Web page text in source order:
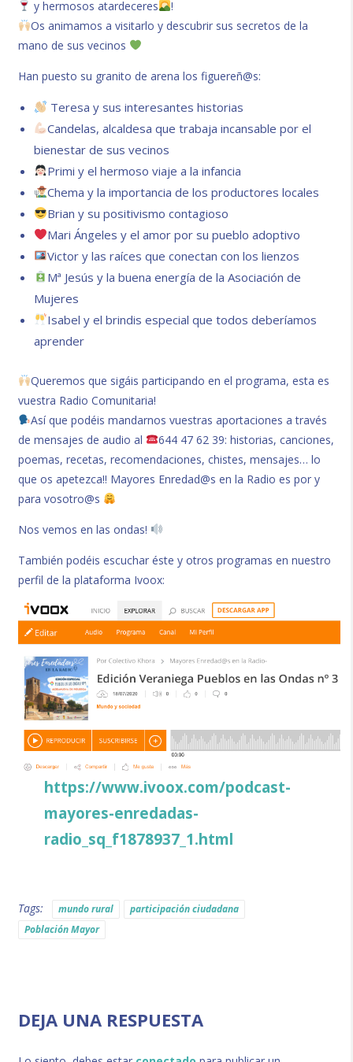
y hermosos atardeceres
!
Os animamos a visitarlo y descubrir sus secretos de la
mano de sus vecinos
Han puesto su granito de arena los figuereñ@s:
Teresa y sus interesantes historias
Candelas, alcaldesa que trabaja incansable por el
bienestar de sus vecinos
Primi y el hermoso viaje a la infancia
Chema y la importancia de los productores locales
Brian y su positivismo contagioso
Mari Ángeles y el amor por su pueblo adoptivo
Victor y las raíces que conectan con los lienzos
Mª Jesús y la buena energía de la Asociación de
Mujeres
Isabel y el brindis especial que todos deberíamos
aprender
Queremos que sigáis participando en el programa, esta es
vuestra Radio Comunitaria!
Así que podéis mandarnos vuestras aportaciones a través
de mensajes de audio al
644 47 62 39: historias, canciones,
poemas, recetas, recomendaciones, chistes, mensajes… lo
que os apetezca!! Mayores Enredad@s en la Radio es por y
para vosotro@s
Nos vemos en las ondas!
También podéis escuchar éste y otros programas en nuestro
perfil de la plataforma Ivoox:
https://www.ivoox.com/podcast-
mayores-enredadas-
radio_sq_f1878937_1.html
Tags: mundo rural
participación ciudadana
Población Mayor
DEJA UNA RESPUESTA